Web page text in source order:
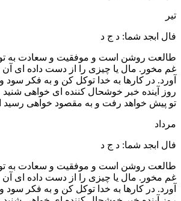
تیر
فال ابجد شما: د ج د
طالعت روشن است و موفقیت و سعادت به
غم مخور. مال یا چیزی را از دست داده ای
آورد. در کارها به خدا توکل کن و به فکر سود
روز آینده خبر خوشحال کننده ای خواهی شنید
تو پیش خواهد رفت و به مقصود خواهی رسید
مرداد
فال ابجد شما: د ج د
طالعت روشن است و موفقیت و سعادت به
غم مخور. مال یا چیزی را از دست داده ای
آورد. در کارها به خدا توکل کن و به فکر سود